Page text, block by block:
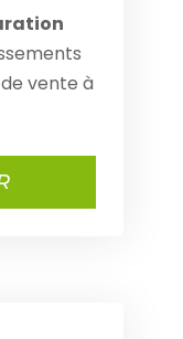
vente à